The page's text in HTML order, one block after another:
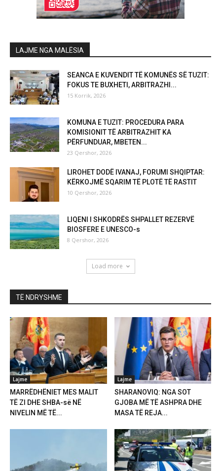
LAJME NGA MALËSIA
SEANCA E KUVENDIT TË KOMUNËS SË TUZIT:
FOKUS TE BUXHETI, ARBITRAZHI...
15 Korrik, 2026
KOMUNA E TUZIT: PROCEDURA PARA
KOMISIONIT TË ARBITRAZHIT KA
PËRFUNDUAR, MBETEN...
23 Qershor, 2026
LIROHET DODË IVANAJ, FORUMI SHQIPTAR:
KËRKOJMË SQARIM TË PLOTË TË RASTIT
10 Qershor, 2026
LIQENI I SHKODRËS SHPALLET REZERVË
BIOSFERE E UNESCO-s
8 Qershor, 2026
Load more
TË NDRYSHME
Lajme
MARRËDHËNIET MES MALIT
TË ZI DHE SHBA-së NË
NIVELIN MË TË...
Lajme
SHARANOVIQ: NGA SOT
GJOBA MË TË ASHPRA DHE
MASA TË REJA...